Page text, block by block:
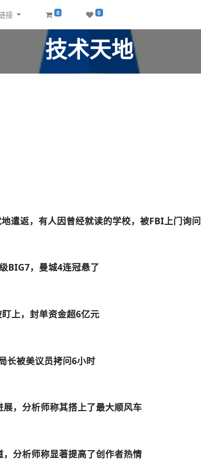
接 0 0
技术天地
遣返，有人因曾经就读的学校，被FBI上门询问
BIG7，曼城4连冠悬了
上，封单资金超6亿元
长被美议员拷问6小时
展，分析师称其搭上了最大顺风车
，分析师称显著提高了创作者热情